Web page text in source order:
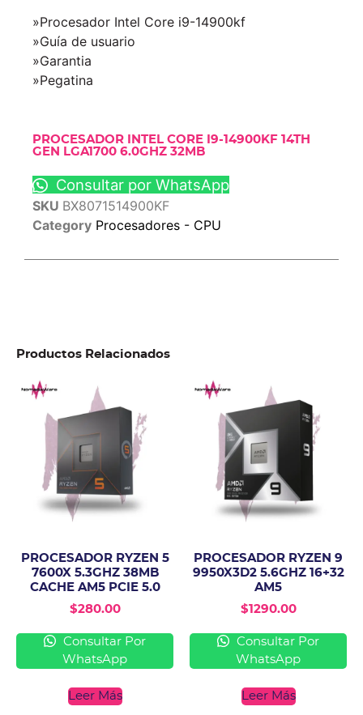
»Procesador Intel Core i9-14900kf
»Guía de usuario
»Garantia
»Pegatina
PROCESADOR INTEL CORE I9-14900KF 14TH
GEN LGA1700 6.0GHZ 32MB
Consultar por WhatsApp
SKU BX8071514900KF
Category Procesadores - CPU
Productos Relacionados
PROCESADOR RYZEN 5
7600X 5.3GHZ 38MB
CACHE AM5 PCIE 5.0
$280.00
Consultar Por
WhatsApp
Leer Más
PROCESADOR RYZEN 9
9950X3D2 5.6GHZ 16+32
AM5
$1290.00
Consultar Por
WhatsApp
Leer Más